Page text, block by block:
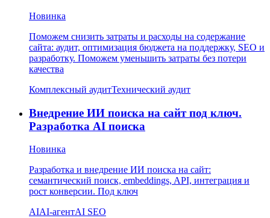
Новинка
Поможем снизить затраты и расходы на содержание
сайта: аудит, оптимизация бюджета на поддержку, SEO и
разработку. Поможем уменьшить затраты без потери
качества
Комплексный аудитТехнический аудит
Внедрение ИИ поиска на сайт под ключ.
Разработка AI поиска
Новинка
Разработка и внедрение ИИ поиска на сайт:
семантический поиск, embeddings, API, интеграция и
рост конверсии. Под ключ
AIAI-агентAI SEO